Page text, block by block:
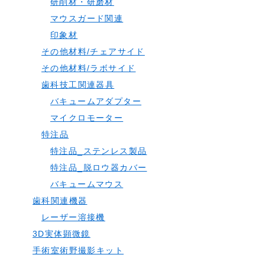
マウスガード関連
印象材
その他材料/チェアサイド
その他材料/ラボサイド
歯科技工関連器具
バキュームアダプター
マイクロモーター
特注品
特注品_ステンレス製品
特注品_脱ロウ器カバー
バキュームマウス
歯科関連機器
レーザー溶接機
3D実体顕微鏡
手術室術野撮影キット